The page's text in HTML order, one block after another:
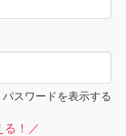
パスワードを表示する
！／